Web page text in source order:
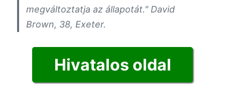
megváltoztatja az állapotát." David
Brown, 38, Exeter.
Hivatalos oldal